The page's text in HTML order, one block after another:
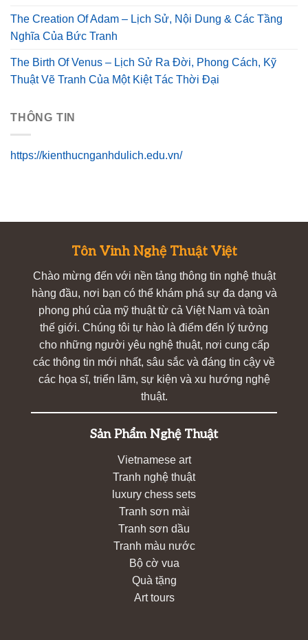
The Creation Of Adam – Lịch Sử, Nội Dung & Các Tầng
Nghĩa Của Bức Tranh
The Birth Of Venus – Lịch Sử Ra Đời, Phong Cách, Kỹ
Thuật Vẽ Tranh Của Một Kiệt Tác Thời Đại
THÔNG TIN
https://kienthucnganhdulich.edu.vn/
Tôn Vinh Nghệ Thuật Việt
Chào mừng đến với nền tảng thông tin nghệ thuật
hàng đầu, nơi bạn có thể khám phá sự đa dạng và
phong phú của mỹ thuật từ cả Việt Nam và toàn
thế giới. Chúng tôi tự hào là điểm đến lý tưởng
cho những người yêu nghệ thuật, nơi cung cấp
các thông tin mới nhất, sâu sắc và đáng tin cậy về
các họa sĩ, triển lãm, sự kiện và xu hướng nghệ
thuật.
Sản Phẩm Nghệ Thuật
Vietnamese art
Tranh nghệ thuật
luxury chess sets
Tranh sơn mài
Tranh sơn dầu
Tranh màu nước
Bộ cờ vua
Quà tặng
Art tours